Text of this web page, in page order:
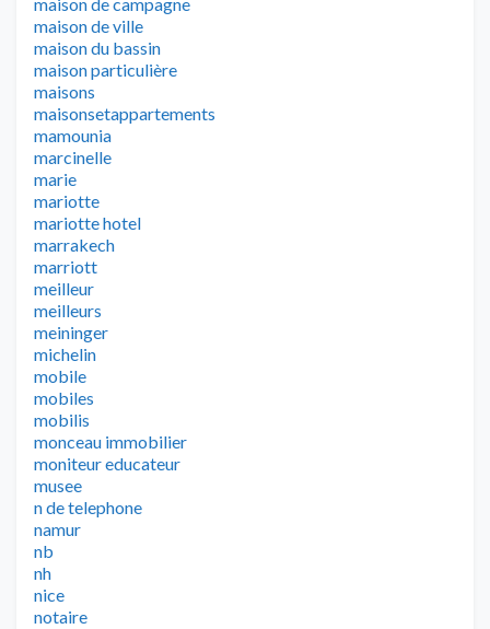
maison de ville
maison du bassin
maison particulière
maisons
maisonsetappartements
mamounia
marcinelle
marie
mariotte
mariotte hotel
marrakech
marriott
meilleur
meilleurs
meininger
michelin
mobile
mobiles
mobilis
monceau immobilier
moniteur educateur
musee
n de telephone
namur
nb
nh
nice
notaire